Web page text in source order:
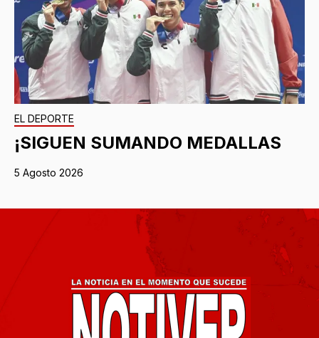
EL DEPORTE
¡SIGUEN SUMANDO MEDALLAS
5 Agosto 2026